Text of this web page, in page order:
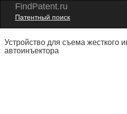
FindPatent.ru
Патентный поиск
Устройство для съема жесткого
автоинъектора